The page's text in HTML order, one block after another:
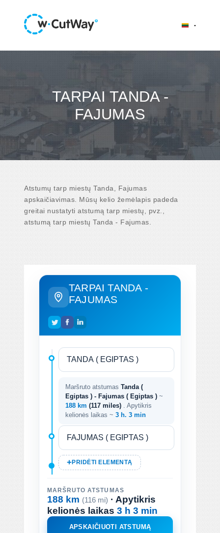
TARPAI TANDA -
FAJUMAS
Atstumų tarp miestų Tanda, Fajumas
apskaičiavimas. Mūsų kelio žemėlapis padeda
greitai nustatyti atstumą tarp miestų, pvz.,
atstumą tarp miestų Tanda - Fajumas.
TARPAI TANDA -
FAJUMAS
Maršruto atstumas Tanda (
Egiptas ) - Fajumas ( Egiptas ) ~
188 km (117 miles)
. Apytikris
kelionės laikas ~ 3 h. 3 min
PRIDĖTI ELEMENTĄ
MARŠRUTO ATSTUMAS
188 km (116 mi) · Apytikris
kelionės laikas 3 h 3 min
APSKAIČIUOTI ATSTUMĄ